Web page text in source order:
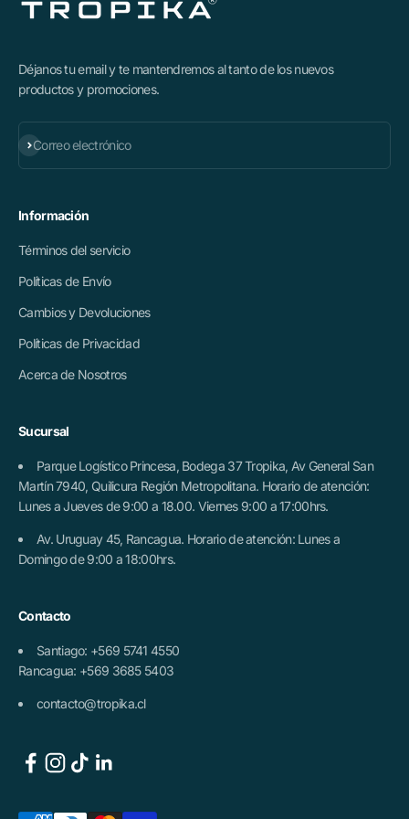
Déjanos tu email y te mantendremos al tanto de los nuevos
productos y promociones.
Correo electrónico
Suscribirse
Información
Términos del servicio
Políticas de Envío
Cambios y Devoluciones
Políticas de Privacidad
Acerca de Nosotros
Sucursal
Parque Logístico Princesa, Bodega 37 Tropika, Av General San
Martín 7940, Quilicura Región Metropolitana. Horario de atención:
Lunes a Jueves de 9:00 a 18.00. Viernes 9:00 a 17:00hrs.
Av. Uruguay 45, Rancagua. Horario de atención: Lunes a
Domingo de 9:00 a 18:00hrs.
Contacto
Santiago: +569 5741 4550
Rancagua: +569 3685 5403
contacto@tropika.cl